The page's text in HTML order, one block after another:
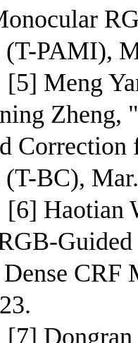
PAMI),
[5] Meng
Zheng,
Correction
(T-BC),
[6] Haotian
Guided
Dense CRF
[7] Dongran